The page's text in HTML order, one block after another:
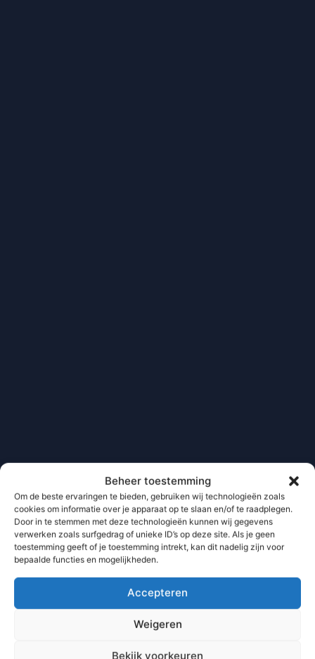
Beheer toestemming
Om de beste ervaringen te bieden, gebruiken wij technologieën zoals
cookies om informatie over je apparaat op te slaan en/of te raadplegen.
Door in te stemmen met deze technologieën kunnen wij gegevens
verwerken zoals surfgedrag of unieke ID’s op deze site. Als je geen
toestemming geeft of je toestemming intrekt, kan dit nadelig zijn voor
bepaalde functies en mogelijkheden.
Accepteren
Weigeren
Bekijk voorkeuren